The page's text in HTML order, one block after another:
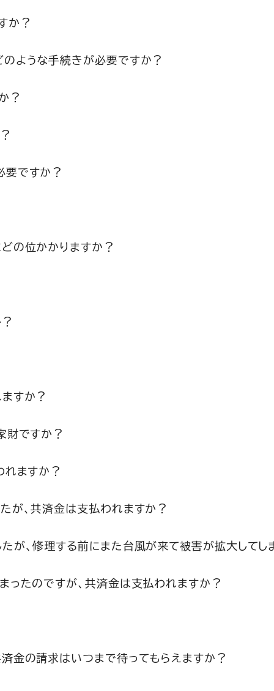
か？
ような手続きが必要ですか？
？
要ですか？
の位かかりますか？
すか？
財ですか？
れますか？
が、共済金は支払われますか？
が、修理する前にまた台風が来て被害が拡大して
ったのですが、共済金は支払われますか？
金の請求はいつまで待ってもらえますか？